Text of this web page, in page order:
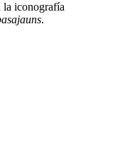
la iconografía
.